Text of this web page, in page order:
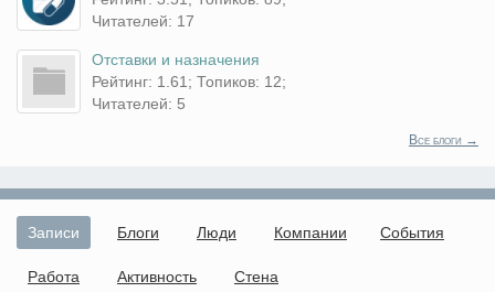
Читателей: 17
Отставки и назначения
Рейтинг: 1.61; Топиков: 12;
Читателей: 5
Все блоги →
Записи Блоги Люди Компании События
Работа Активность Стена